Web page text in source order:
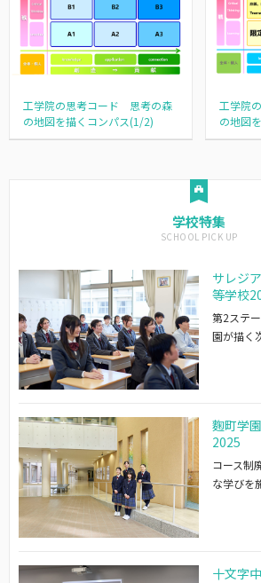
工学院の思考コード 思考の森
の地図を描くコンパス(1/2)
工学院
の地図
学校特集
サレジ
等学校
第2ステ
園が描く
麴町学
2025
コース制
な学びを
十文字